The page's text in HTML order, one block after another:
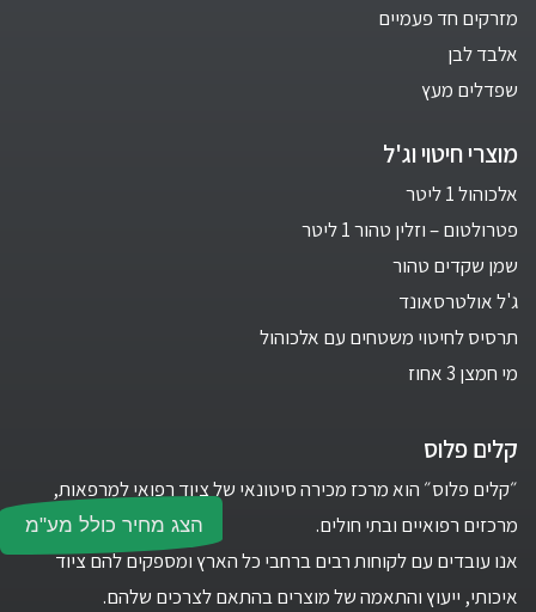
הצג מחיר כולל מע"מ
מזרקים חד פעמיים
אלבד לבן
שפדלים מעץ
מוצרי חיטוי וג'ל
אלכוהול 1 ליטר
פטרולטום – וזלין טהור 1 ליטר
שמן שקדים טהור
ג'ל אולטרסאונד
תרסיס לחיטוי משטחים עם אלכוהול
מי חמצן 3 אחוז
קלים פלוס
״קלים פלוס״ הוא מרכז מכירה סיטונאי של ציוד רפואי למרפאות,
מרכזים רפואיים ובתי חולים.
אנו עובדים עם לקוחות רבים ברחבי כל הארץ ומספקים להם ציוד
איכותי, ייעוץ והתאמה של מוצרים בהתאם לצרכים שלהם.